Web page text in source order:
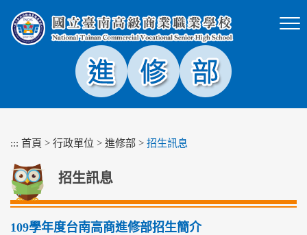
塊
::: 首頁 > 行政單位 > 進修部 > 招生訊息
招生訊息
109學年度台南高商進修部招生簡介